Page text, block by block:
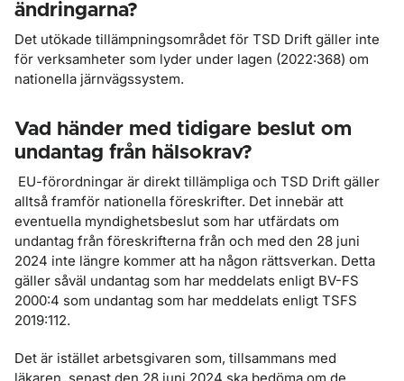
ändringarna?
Det utökade tillämpningsområdet för TSD Drift gäller inte
för verksamheter som lyder under lagen (2022:368) om
nationella järnvägssystem.
Vad händer med tidigare beslut om
undantag från hälsokrav?
EU-förordningar är direkt tillämpliga och TSD Drift gäller
alltså framför nationella föreskrifter. Det innebär att
eventuella myndighetsbeslut som har utfärdats om
undantag från föreskrifterna från och med den 28 juni
2024 inte längre kommer att ha någon rättsverkan. Detta
gäller såväl undantag som har meddelats enligt BV-FS
2000:4 som undantag som har meddelats enligt TSFS
2019:112.
Det är istället arbetsgivaren som, tillsammans med